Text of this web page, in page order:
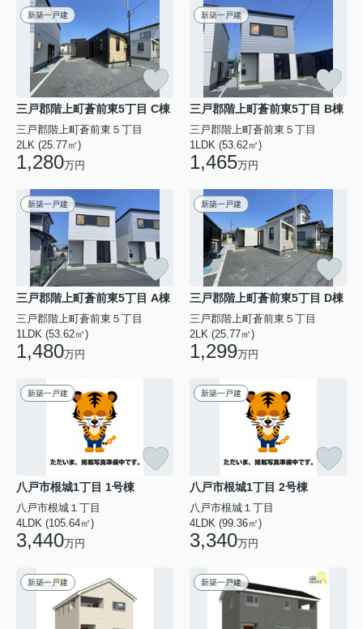
新築一戸建
三戸郡階上町蒼前東5丁目 C棟
三戸郡階上町蒼前東５丁目
2LK (25.77㎡)
1,280万円
新築一戸建
三戸郡階上町蒼前東5丁目 B棟
三戸郡階上町蒼前東５丁目
1LDK (53.62㎡)
1,465万円
新築一戸建
三戸郡階上町蒼前東5丁目 A棟
三戸郡階上町蒼前東５丁目
1LDK (53.62㎡)
1,480万円
新築一戸建
三戸郡階上町蒼前東5丁目 D棟
三戸郡階上町蒼前東５丁目
2LK (25.77㎡)
1,299万円
新築一戸建
八戸市根城1丁目 1号棟
八戸市根城１丁目
4LDK (105.64㎡)
3,440万円
新築一戸建
八戸市根城1丁目 2号棟
八戸市根城１丁目
4LDK (99.36㎡)
3,340万円
新築一戸建 新築一戸建